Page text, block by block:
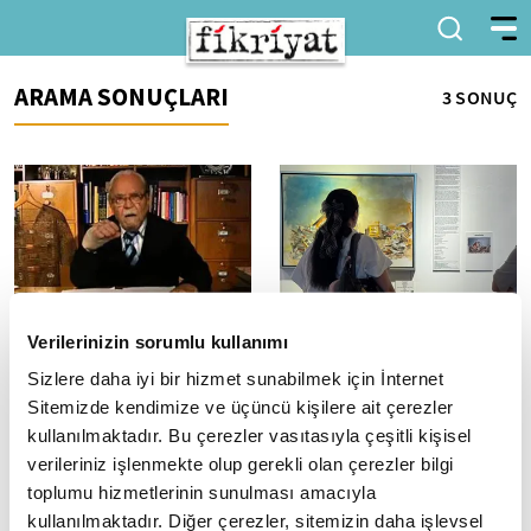
Verilerinizin sorumlu kullanımı
Sizlere daha iyi bir hizmet sunabilmek için İnternet
Sitemizde kendimize ve üçüncü kişilere ait çerezler
kullanılmaktadır. Bu çerezler vasıtasıyla çeşitli kişisel
verileriniz işlenmekte olup gerekli olan çerezler bilgi
toplumu hizmetlerinin sunulması amacıyla
kullanılmaktadır. Diğer çerezler, sitemizin daha işlevsel
ARAMA SONUÇLARI 3 SONUÇ
Prof. Dr. Halil İnalcık
Vefatının 10. Yılında Anıldı
"Tarihçilerin Kutbu" lakabıyla
vefatının 10. yıl dönümünde
Türk Tarih Kurumu ev
sahipliğinde...
Sanatla İyileşiyoruz Sergisi
Ünlü İsimlerle Açıldı
ÇAGEV'in üç yıldır sürdürdüğü
Sanatla İyileşiyoruz projesi
kapsamında hazırlanan resim
sergisi, Feriye'de düzenlenen...